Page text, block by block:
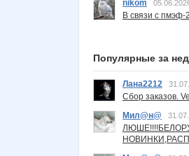
nikom
В связи с пмэф-
Популярные за
Лана2212
Сбор заказов.
Мил@н@